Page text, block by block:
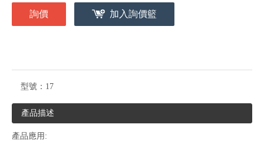
詢價 加入詢價籃
型號： 17
產品描述
產品應用: